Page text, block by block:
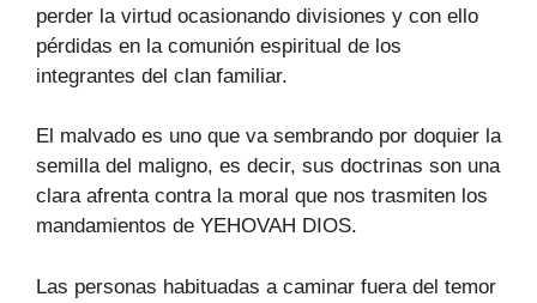
perder la virtud ocasionando divisiones y con ello
pérdidas en la comunión espiritual de los
integrantes del clan familiar.
El malvado es uno que va sembrando por doquier la
semilla del maligno, es decir, sus doctrinas son una
clara afrenta contra la moral que nos trasmiten los
mandamientos de YEHOVAH DIOS.
Las personas habituadas a caminar fuera del temor